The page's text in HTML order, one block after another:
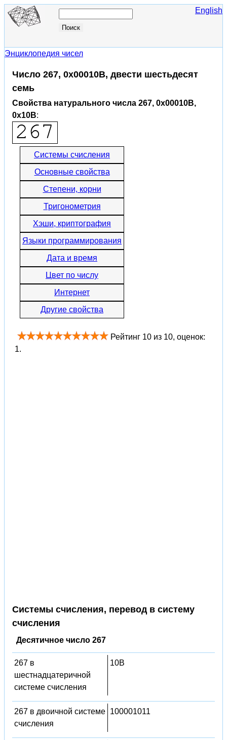
English
Энциклопедия чисел
Число 267, 0x00010B, двести шестьдесят
семь
Свойства натурального числа 267, 0x00010B,
0x10B:
Системы счисления
Основные свойства
Степени, корни
Тригонометрия
Хэши, криптография
Языки программирования
Дата и время
Цвет по числу
Интернет
Другие свойства
Рейтинг 10 из 10, оценок:
1.
Системы счисления, перевод в систему
счисления
Десятичное число 267
267 в
шестнадцатеричной
системе счисления
10B
267 в двоичной системе
счисления
100001011